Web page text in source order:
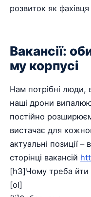
розвиток як
Вакансії:
му корпусі
Нам потрібні люди,
наші дрони
постійно
вистачає для
актуальні позиції –
сторінці вакансій
[h3]Чому треба
[ol]